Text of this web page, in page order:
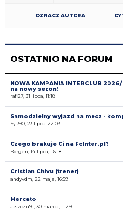
OZNACZ AUTORA
OSTATNIO NA FORUM
NOWA KAMPANIA INTERCLUB
na nowy sezon!
rafi27, 31 lipca, 11:18
Samodzielny wyjazd na mecz -
SyR90, 23 lipca, 22:03
Czego brakuje Ci na FcInter.pl?
Borgen, 14 lipca, 16:18
Cristian Chivu (trener)
andyvdm, 22 maja, 16:59
Mercato
Jaszczu91, 30 marca, 11:29